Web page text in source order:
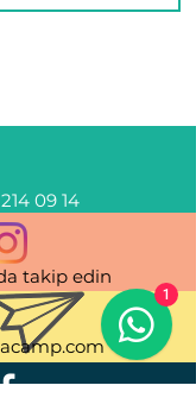
09 14
takip edin
1